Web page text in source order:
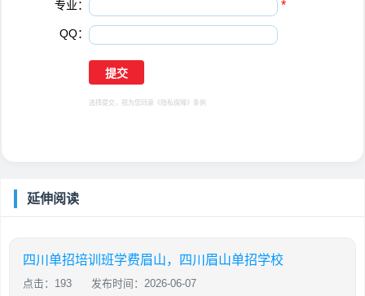
专业： *
QQ：
选择提交，视为您同意 《隐私保障》 条例
延伸阅读
四川单招培训班学费眉山，四川眉山单招学校
点击：193 发布时间：2026-06-07